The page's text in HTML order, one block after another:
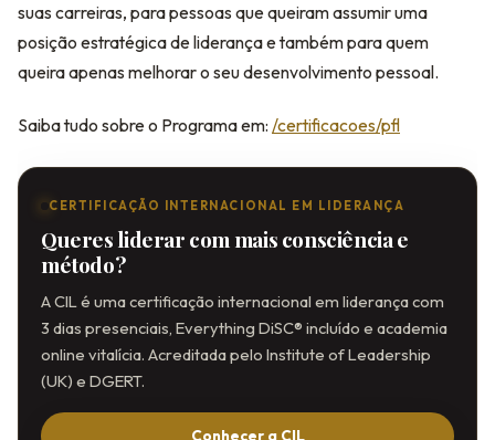
suas carreiras, para pessoas que queiram assumir uma
posição estratégica de liderança e também para quem
queira apenas melhorar o seu desenvolvimento pessoal.
Saiba tudo sobre o Programa em: /certificacoes/pfl
CERTIFICAÇÃO INTERNACIONAL EM LIDERANÇA
Queres liderar com mais consciência e
método?
A CIL é uma certificação internacional em liderança com
3 dias presenciais, Everything DiSC® incluído e academia
online vitalícia. Acreditada pelo Institute of Leadership
(UK) e DGERT.
Conhecer a CIL